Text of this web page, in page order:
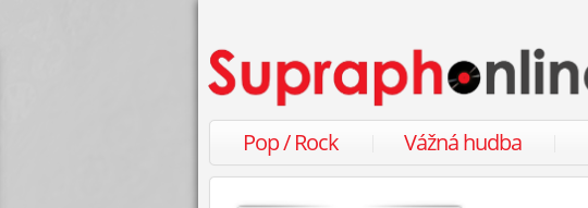
Pop / Rock Vážná hudba